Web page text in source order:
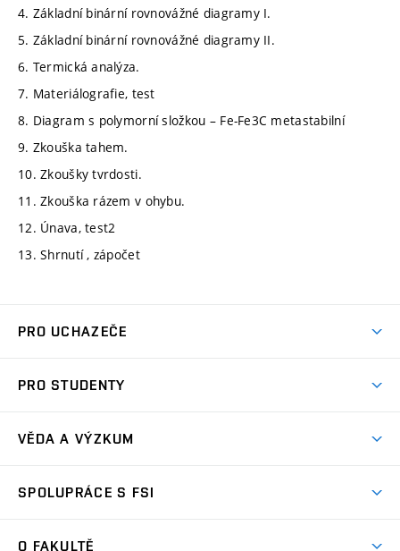
4. Základní binární rovnovážné diagramy I.
5. Základní binární rovnovážné diagramy II.
6. Termická analýza.
7. Materiálografie, test
8. Diagram s polymorní složkou – Fe-Fe3C metastabilní
9. Zkouška tahem.
10. Zkoušky tvrdosti.
11. Zkouška rázem v ohybu.
12. Únava, test2
13. Shrnutí , zápočet
PRO UCHAZEČE
Ambasadoři studia
Zápisy
PRO STUDENTY
Studijní předpisy
VĚDA A VÝZKUM
Oblasti výzkumu
SPOLUPRÁCE S FSI
O FAKULTĚ